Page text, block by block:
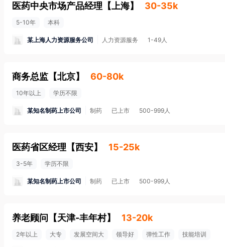
医药中央市场产品经理 【 上海】 30-35k
5-10年 本科
某上海人力资源服务公司 人力资源服务 1-49人
商务总监 【北京】 60-80k
10年以上 学历不限
某知名制药上市公司 制药 已上市 500-999人
医药省区经理 【西安】 15-25k
3-5年 学历不限
某知名制药上市公司 制药 已上市 500-999人
养老顾问 【天津-丰年村】 13-20k
2年以上 大专 发展空间大 领导好 弹性工作 技能培训